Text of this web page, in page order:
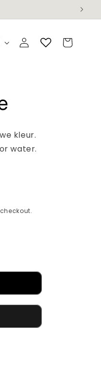
Inloggen Winkelwagen
kleur.
water.